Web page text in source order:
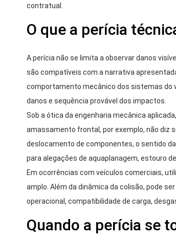
contratual.
O que a perícia
A perícia não se limita a observar danos
são compatíveis com a narrativa
comportamento mecânico dos sistemas do
danos e sequência provável dos impactos.
Sob a ótica da engenharia mecânica
amassamento frontal, por exemplo, não diz
deslocamento de componentes, o sentido
para alegações de aquaplanagem, estouro
Em ocorrências com veículos comerciais,
amplo. Além da dinâmica da colisão, pode
operacional, compatibilidade de carga,
Quando a perícia se